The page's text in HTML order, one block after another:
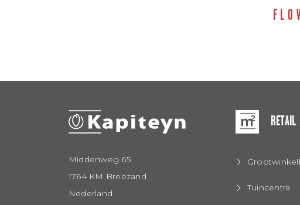
Middenweg 65
1764 KM Breezand
Nederland
Tuincentra